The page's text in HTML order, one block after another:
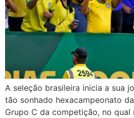
A seleção brasileira inicia a sua
tão sonhado hexacampeonato
Grupo C da competição, no